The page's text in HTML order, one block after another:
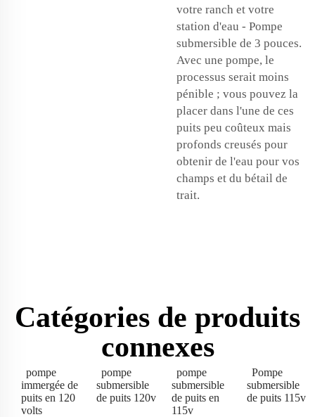
votre ranch et votre
station d'eau - Pompe
submersible de 3 pouces.
Avec une pompe, le
processus serait moins
pénible ; vous pouvez la
placer dans l'une de ces
puits peu coûteux mais
profonds creusés pour
obtenir de l'eau pour vos
champs et du bétail de
trait.
Catégories de produits
connexes
pompe
immergée de
puits en 120
volts
pompe
submersible
de puits 120v
pompe
submersible
de puits en
115v
Pompe
submersible
de puits 115v